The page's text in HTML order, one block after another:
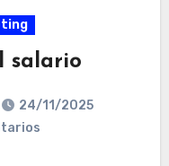
salario
24/11/2025